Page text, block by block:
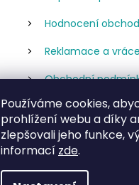
Používáme cookies,
prohlížení webu a díky
zlepšovali jeho funkce,
informací zde.
Hodnocení
Reklamace a
Obchodní
Podmínky
údajů
Recenze